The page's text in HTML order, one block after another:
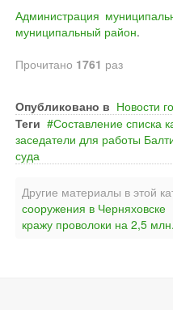
Администрация
муниципальный район.
Прочитано 1761 раз
Опубликовано в Новости
Теги
Составление списка
заседатели для работы
суда
Другие материалы в этой
сооружения в Черняховске
кражу проволоки на 2,5